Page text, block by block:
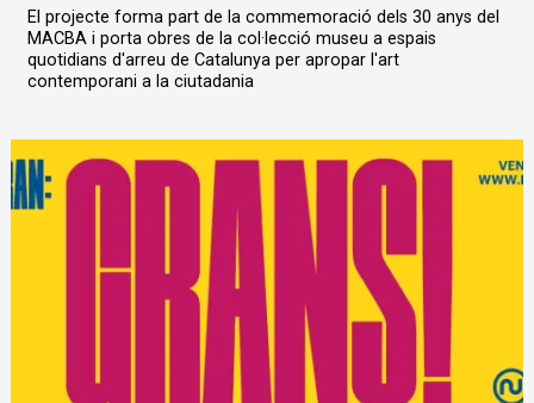
El projecte forma part de la commemoració dels 30 anys del
MACBA i porta obres de la col·lecció museu a espais
quotidians d'arreu de Catalunya per apropar l'art
contemporani a la ciutadania